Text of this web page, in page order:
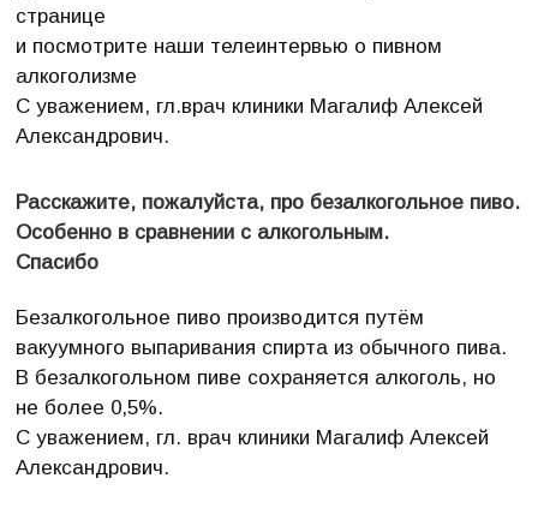
странице
и посмотрите наши телеинтервью о пивном
алкоголизме
С уважением, гл.врач клиники Магалиф Алексей
Александрович.
Расскажите, пожалуйста, про безалкогольное пиво.
Особенно в сравнении с алкогольным.
Спасибо
Безалкогольное пиво производится путём
вакуумного выпаривания спирта из обычного пива.
В безалкогольном пиве сохраняется алкоголь, но
не более 0,5%.
С уважением, гл. врач клиники Магалиф Алексей
Александрович.